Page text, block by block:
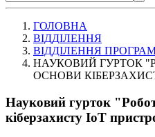
ГОЛОВНА
ВІДДІЛЕННЯ
ВІДДІЛЕННЯ
НАУКОВИЙ ГУРТОК
ОСНОВИ
Науковий гурток
кіберзахисту ІоТ